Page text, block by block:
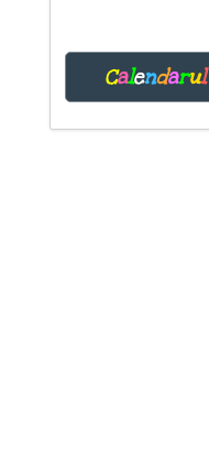
Calendarul